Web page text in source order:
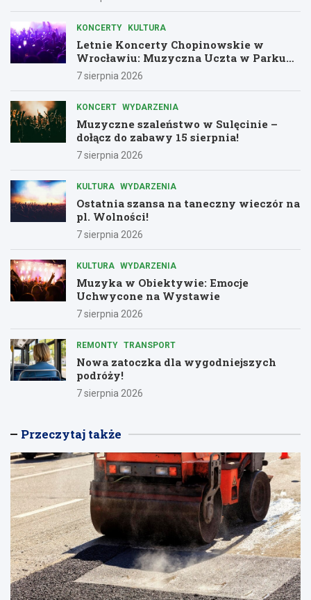
KONCERTY KULTURA
Letnie Koncerty Chopinowskie w
Wrocławiu: Muzyczna Uczta w Parku
Południowym!
7 sierpnia 2026
KONCERT WYDARZENIA
Muzyczne szaleństwo w Sulęcinie –
dołącz do zabawy 15 sierpnia!
7 sierpnia 2026
KULTURA WYDARZENIA
Ostatnia szansa na taneczny wieczór na
pl. Wolności!
7 sierpnia 2026
KULTURA WYDARZENIA
Muzyka w Obiektywie: Emocje
Uchwycone na Wystawie
7 sierpnia 2026
REMONTY TRANSPORT
Nowa zatoczka dla wygodniejszych
podróży!
7 sierpnia 2026
Przeczytaj także